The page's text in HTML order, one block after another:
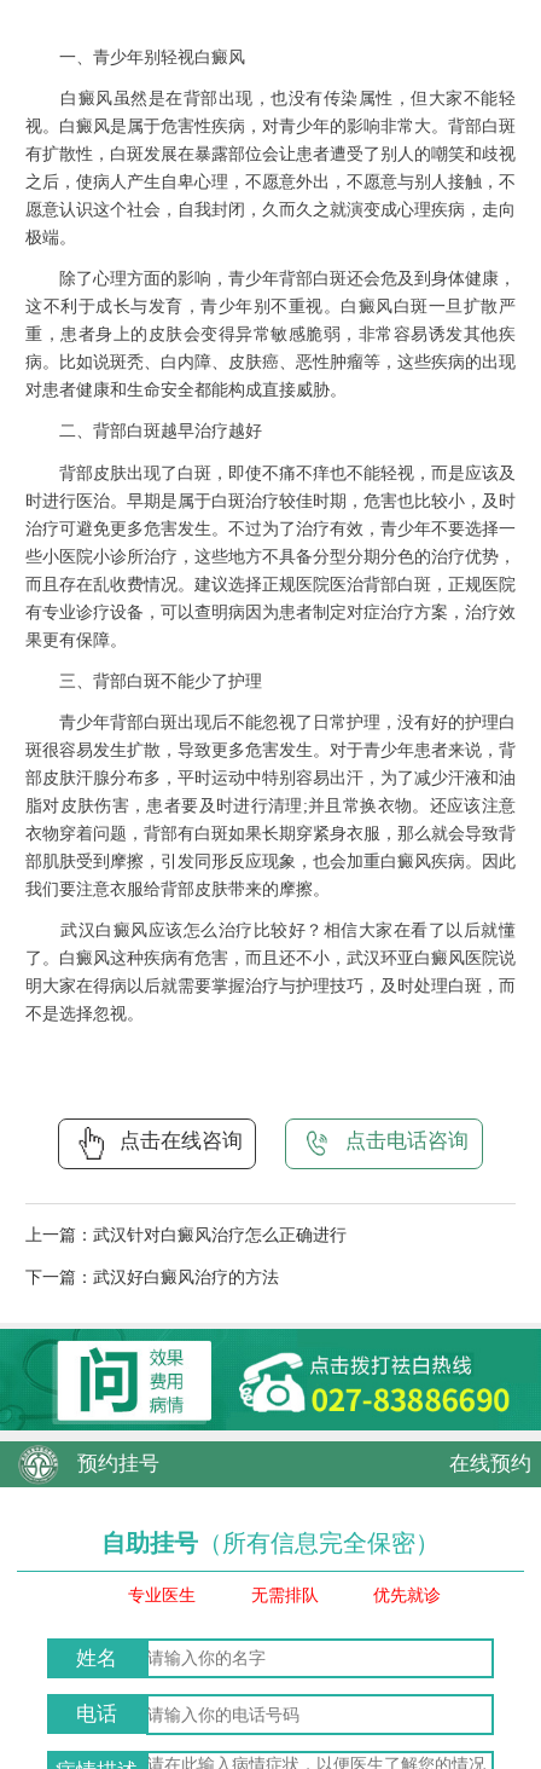
一、青少年别轻视白癜风
白癜风虽然是在背部出现，也没有传染属性，但大家不能轻
视。白癜风是属于危害性疾病，对青少年的影响非常大。背部白斑
有扩散性，白斑发展在暴露部位会让患者遭受了别人的嘲笑和歧视
之后，使病人产生自卑心理，不愿意外出，不愿意与别人接触，不
愿意认识这个社会，自我封闭，久而久之就演变成心理疾病，走向
极端。
除了心理方面的影响，青少年背部白斑还会危及到身体健康，
这不利于成长与发育，青少年别不重视。白癜风白斑一旦扩散严
重，患者身上的皮肤会变得异常敏感脆弱，非常容易诱发其他疾
病。比如说斑秃、白内障、皮肤癌、恶性肿瘤等，这些疾病的出现
对患者健康和生命安全都能构成直接威胁。
二、背部白斑越早治疗越好
背部皮肤出现了白斑，即使不痛不痒也不能轻视，而是应该及
时进行医治。早期是属于白斑治疗较佳时期，危害也比较小，及时
治疗可避免更多危害发生。不过为了治疗有效，青少年不要选择一
些小医院小诊所治疗，这些地方不具备分型分期分色的治疗优势，
而且存在乱收费情况。建议选择正规医院医治背部白斑，正规医院
有专业诊疗设备，可以查明病因为患者制定对症治疗方案，治疗效
果更有保障。
三、背部白斑不能少了护理
青少年背部白斑出现后不能忽视了日常护理，没有好的护理白
斑很容易发生扩散，导致更多危害发生。对于青少年患者来说，背
部皮肤汗腺分布多，平时运动中特别容易出汗，为了减少汗液和油
脂对皮肤伤害，患者要及时进行清理;并且常换衣物。还应该注意
衣物穿着问题，背部有白斑如果长期穿紧身衣服，那么就会导致背
部肌肤受到摩擦，引发同形反应现象，也会加重白癜风疾病。因此
我们要注意衣服给背部皮肤带来的摩擦。
武汉白癜风应该怎么治疗比较好？相信大家在看了以后就懂
了。白癜风这种疾病有危害，而且还不小，武汉环亚白癜风医院说
明大家在得病以后就需要掌握治疗与护理技巧，及时处理白斑，而
不是选择忽视。
点击在线咨询 点击电话咨询
上一篇： 武汉针对白癜风治疗怎么正确进行
下一篇： 武汉好白癜风治疗的方法
预约挂号 在线预约
自助挂号 （所有信息完全保密）
专业医生 无需排队 优先就诊
姓名
电话